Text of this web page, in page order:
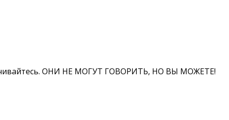
ОНИ НЕ МОГУТ ГОВОРИТЬ, НО ВЫ МОЖЕТЕ!